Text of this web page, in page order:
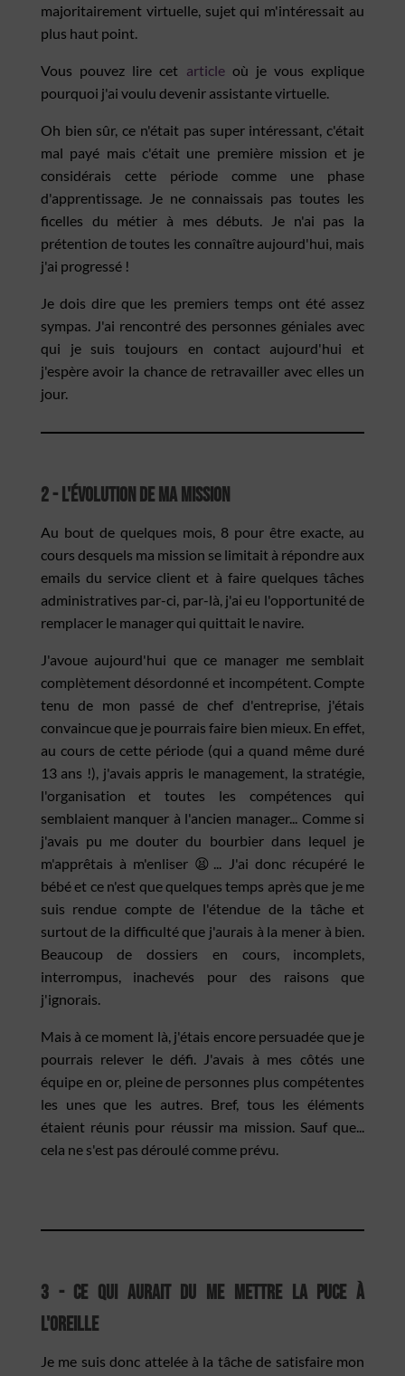
majoritairement virtuelle, sujet qui m'intéressait au
plus haut point.
Vous pouvez lire cet articleoù je vous explique
pourquoi j'ai voulu devenir assistante virtuelle.
Oh bien sûr, ce n'était pas super intéressant, c'était
mal payé mais c'était une première mission et je
considérais cette période comme une phase
d'apprentissage. Je ne connaissais pas toutes les
ficelles du métier à mes débuts. Je n'ai pas la
prétention de toutes les connaître aujourd'hui, mais
j'ai progressé !
Je dois dire que les premiers temps ont été assez
sympas. J'ai rencontré des personnes géniales avec
qui je suis toujours en contact aujourd'hui et
j'espère avoir la chance de retravailler avec elles un
jour.
2 - L'évolution de ma mission
Au bout de quelques mois, 8 pour être exacte, au
cours desquels ma mission se limitait à répondre aux
emails du service client et à faire quelques tâches
administratives par-ci, par-là, j'ai eu l'opportunité de
remplacer le manager qui quittait le navire.
J'avoue aujourd'hui que ce manager me semblait
complètement désordonné et incompétent. Compte
tenu de mon passé de chef d'entreprise, j'étais
convaincue que je pourrais faire bien mieux. En effet,
au cours de cette période (qui a quand même duré
13 ans !), j'avais appris le management, la stratégie,
l'organisation et toutes les compétences qui
semblaient manquer à l'ancien manager... Comme si
j'avais pu me douter du bourbier dans lequel je
m'apprêtais à m'enliser 😫... J'ai donc récupéré le
bébé et ce n'est que quelques temps après que je me
suis rendue compte de l'étendue de la tâche et
surtout de la difficulté que j'aurais à la mener à bien.
Beaucoup de dossiers en cours, incomplets,
interrompus, inachevés pour des raisons que
j'ignorais.
Mais à ce moment là, j'étais encore persuadée que je
pourrais relever le défi. J'avais à mes côtés une
équipe en or, pleine de personnes plus compétentes
les unes que les autres. Bref, tous les éléments
étaient réunis pour réussir ma mission. Sauf que...
cela ne s'est pas déroulé comme prévu.
3 - Ce qui aurait du me mettre la puce à
l'oreille
Je me suis donc attelée à la tâche de satisfaire mon